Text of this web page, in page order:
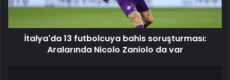
Nicolo
da
İtalya'da 13 futbolcuya bahis soruşturması:
Aralarında Nicolo Zaniolo da var